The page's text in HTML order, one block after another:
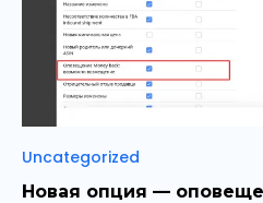
Рубрики
Uncategorized
Новая опция —